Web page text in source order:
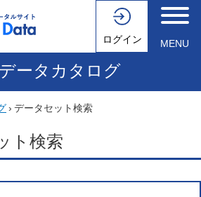
ログイン MENU
データカタログ
› データセット検索
ト検索